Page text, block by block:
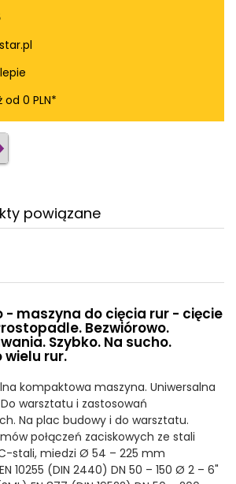
0 PLN*
powiązane
- maszyna do cięcia rur - cięcie
Bezwiórowo.
Szybko. Na sucho.
wielu rur.
kompaktowa maszyna. Uniwersalna
warsztatu i zastosowań
Na plac budowy i do warsztatu.
połączeń zaciskowych ze stali
stali, miedzi Ø 54 – 225 mm
10255 (DIN 2440) DN 50 – 150 Ø 2 – 6"